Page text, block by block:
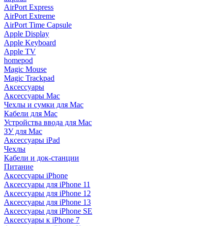
AirPort Express
AirPort Extreme
AirPort Time Capsule
Apple Display
Apple Keyboard
Apple TV
homepod
Magic Mouse
Magic Trackpad
Аксессуары
Аксессуары Mac
Чехлы и сумки для Mac
Кабели для Mac
Устройства ввода для Mac
ЗУ для Mac
Аксессуары iPad
Чехлы
Кабели и док-станции
Питание
Аксессуары iPhone
Аксессуары для iPhone 11
Аксессуары для iPhone 12
Аксессуары для iPhone 13
Аксессуары для iPhone SE
Аксессуары к iPhone 7